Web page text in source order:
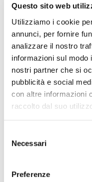
Questo sito web
Utilizziamo i cookie
annunci, per fornire
analizzare il nostro
informazioni sul
nostri partner che si
pubblicità e social
con altre informazioni
raccolto dal suo
delNecessari
Preferenze
‍INFORMATIVA AI SENSI
Ai sensi dell’art. 13 del
informa che i dati
formeranno oggetto di
citata; in relazione ai
consenso, sono
esempio: nome,